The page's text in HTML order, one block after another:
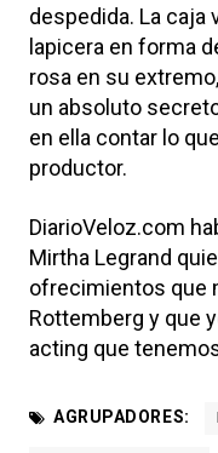
despedida. La caja
lapicera en forma
rosa en su
un absoluto
en ella contar lo
productor.
DiarioVeloz.com
Mirtha Legrand
ofrecimientos que
Rottemberg y que
acting que
AGRUPADORES: